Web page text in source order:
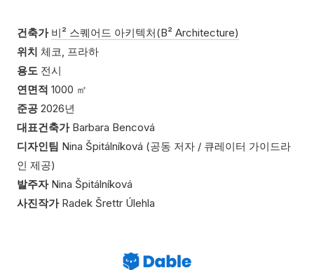
건축가 비² 스퀘어드 아키텍처(B² Architecture)
위치 체코, 프라하
용도 전시
연면적 1000 ㎡
준공 2026년
대표건축가Barbara Bencová
디자인팀 Nina Špitálníková (공동 저자 / 큐레이터 가이드라
인 제공)
발주자Nina Špitálníková
사진작가Radek Šrettr Úlehla